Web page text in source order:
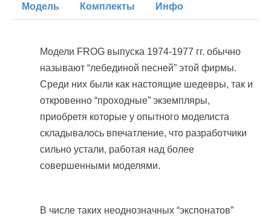
Модель Комплекты Инфо
Модели FROG выпуска 1974-1977 гг. обычно
называют “лебединой песней” этой фирмы.
Среди них были как настоящие шедевры, так и
откровенно “проходные” экземпляры,
приобретя которые у опытного моделиста
складывалось впечатление, что разработчики
сильно устали, работая над более
совершенными моделями.
В числе таких неоднозначных “экспонатов”